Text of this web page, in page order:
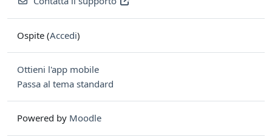
Ospite (Accedi)
Ottieni l'app mobile
Passa al tema standard
Powered by Moodle